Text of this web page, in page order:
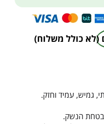
(לא כולל משלוח)
גמיש, עמיד וחזק.
הנשק.